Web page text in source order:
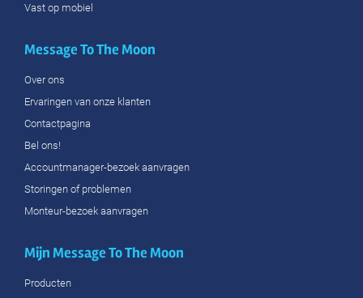
Vast op mobiel
Message To The Moon
Over ons
Ervaringen van onze klanten
Contactpagina
Bel ons!
Accountmanager-bezoek aanvragen
Storingen of problemen
Monteur-bezoek aanvragen
Mijn Message To The Moon
Producten